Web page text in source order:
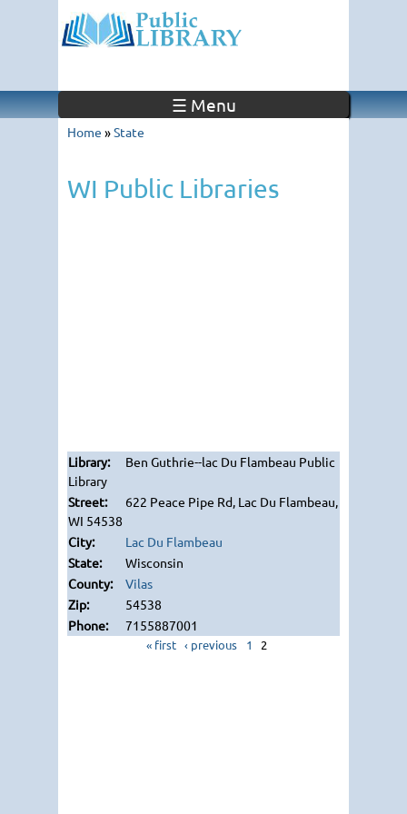
☰ Menu
Home »State
WI Public Libraries
Ben Guthrie--lac Du Flambeau Public
Library
622 Peace Pipe Rd, Lac Du Flambeau,
WI 54538
Lac Du Flambeau
Wisconsin
Vilas
54538
7155887001
« first ‹ previous 1 2